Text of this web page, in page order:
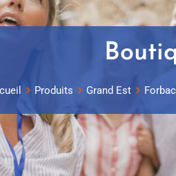
Produits Grand Est